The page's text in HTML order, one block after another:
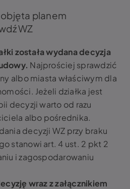
objęta planem
WZ
została wydana decyzja
Najprościej sprawdzić
albo miasta właściwym dla
Jeżeli działka jest
decyzji warto od razu
albo pośrednika.
decyzji WZ przy braku
stanowi art. 4 ust. 2 pkt 2
i zagospodarowaniu
wraz z załącznikiem